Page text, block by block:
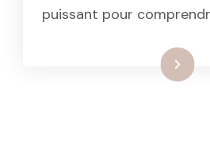
puissant pour
Lire la suite: